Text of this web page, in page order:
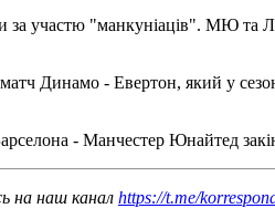
участю "манкуніаців". МЮ та
Динамо - Евертон, який у
- Манчестер Юнайтед
на наш канал https://t.me/